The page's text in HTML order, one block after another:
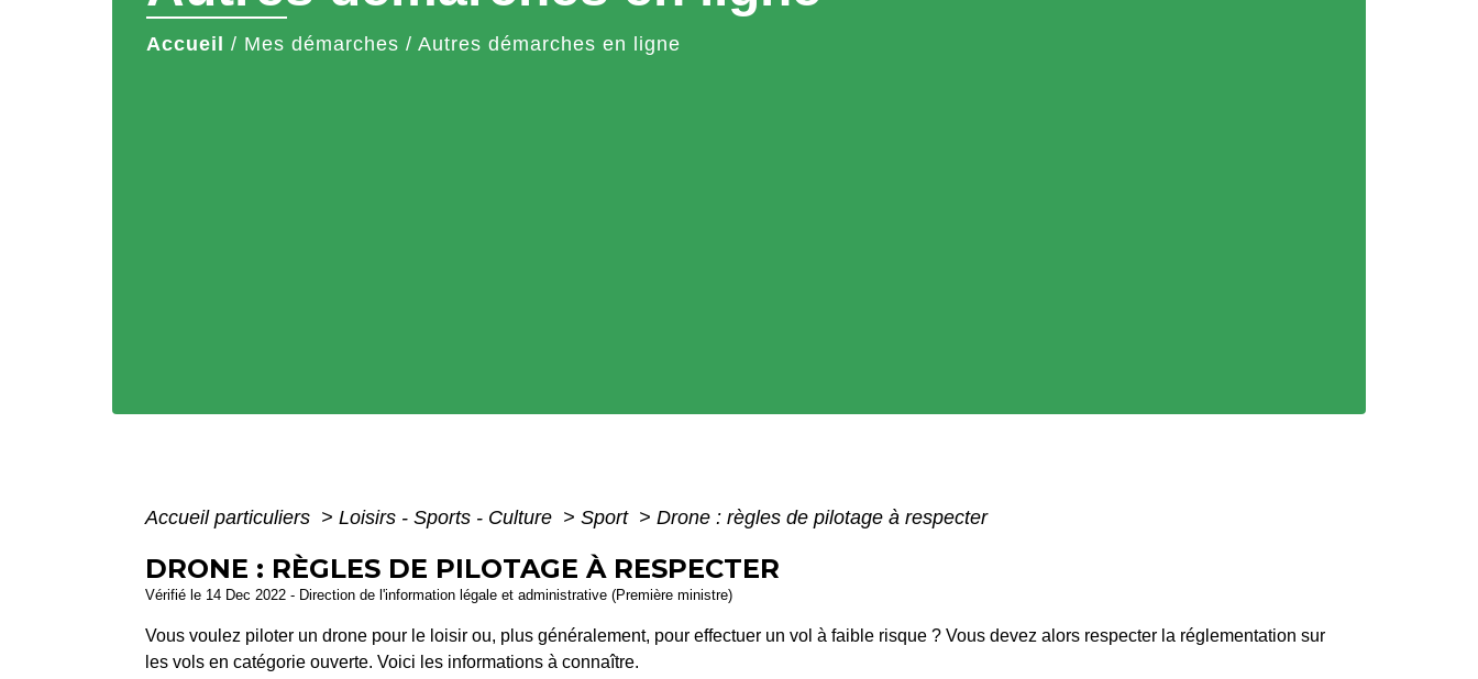
Accueil / Mes démarches / Autres démarches en ligne
Accueil particuliers > Loisirs - Sports - Culture > Sport > Drone : règles de pilotage à respecter
DRONE : RÈGLES DE PILOTAGE À RESPECTER
Vérifié le 14 Dec 2022 - Direction de l'information légale et administrative (Première ministre)
Vous voulez piloter un drone pour le loisir ou, plus généralement, pour effectuer un vol à faible risque ? Vous devez alors respecter la réglementation sur
les vols en catégorie ouverte. Voici les informations à connaître.